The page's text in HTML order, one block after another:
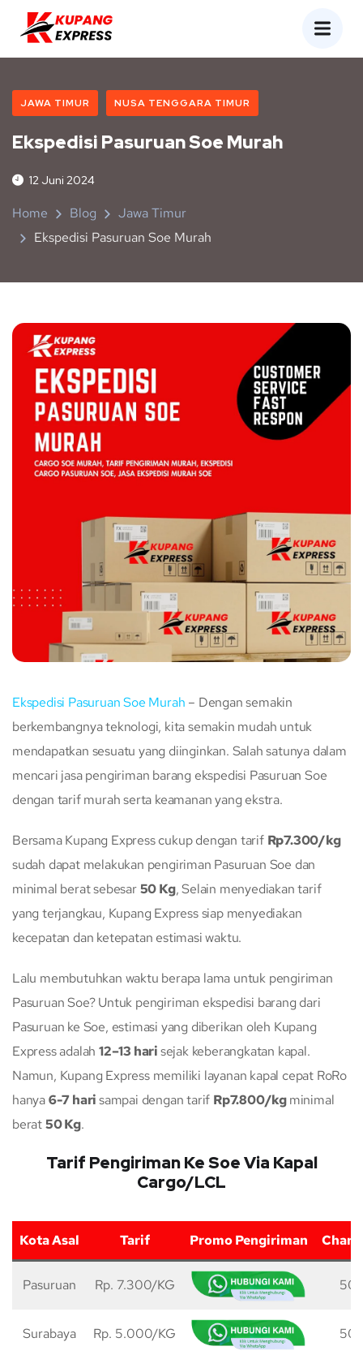
JAWA TIMUR NUSA TENGGARA TIMUR
Ekspedisi Pasuruan Soe Murah
12 Juni 2024
Home Blog
Jawa Timur
Ekspedisi Pasuruan Soe Murah
Ekspedisi Pasuruan Soe Murah – Dengan semakin
berkembangnya teknologi, kita semakin mudah untuk
mendapatkan sesuatu yang diinginkan. Salah satunya dalam
mencari jasa pengiriman barang ekspedisi Pasuruan Soe
dengan tarif murah serta keamanan yang ekstra.
Bersama Kupang Express cukup dengan tarif Rp7.300/kg
sudah dapat melakukan pengiriman Pasuruan Soe dan
minimal berat sebesar50 Kg, Selain menyediakan tarif
yang terjangkau, Kupang Express siap menyediakan
kecepatan dan ketepatan estimasi waktu.
Lalu membutuhkan waktu berapa lama untuk pengiriman
Pasuruan Soe? Untuk pengiriman ekspedisi barang dari
Pasuruan ke Soe, estimasi yang diberikan oleh Kupang
Express adalah12–13 harisejak keberangkatan kapal.
Namun, Kupang Express memiliki layanan kapal cepat RoRo
hanya6-7 harisampai dengan tarif Rp7.800/kgminimal
berat50 Kg.
Tarif Pengiriman Ke Soe Via Kapal
Cargo/LCL
Kota Asal Tarif Promo Pengiriman
Pasuruan Rp. 7.300/KG 50
Surabaya Rp. 5.000/KG 50